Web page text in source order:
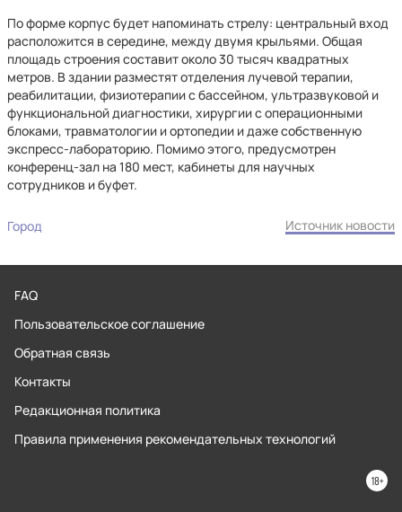
По форме корпус будет напоминать стрелу: центральный вход
расположится в середине, между двумя крыльями. Общая
площадь строения составит около 30 тысяч квадратных
метров. В здании разместят отделения лучевой терапии,
реабилитации, физиотерапии с бассейном, ультразвуковой и
функциональной диагностики, хирургии с операционными
блоками, травматологии и ортопедии и даже собственную
экспресс-лабораторию. Помимо этого, предусмотрен
конференц-зал на 180 мест, кабинеты для научных
сотрудников и буфет.
Город Источник новости
FAQ
Пользовательское соглашение
Обратная связь
Контакты
Редакционная политика
Правила применения рекомендательных технологий